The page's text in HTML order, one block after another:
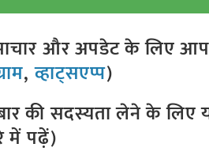
और अपडेट के लिए
,व्हाट्सएप्प)
की सदस्यता लेने के लिए
में पढ़ें)